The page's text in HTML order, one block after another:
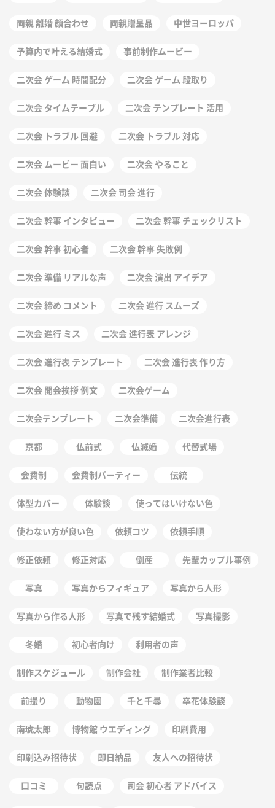
両親 離婚 顔合わせ 両親贈呈品 中世ヨーロッパ
予算内で叶える結婚式 事前制作ムービー
二次会 ゲーム 時間配分 二次会 ゲーム 段取り
二次会 タイムテーブル 二次会 テンプレート 活用
二次会 トラブル 回避 二次会 トラブル 対応
二次会 ムービー 面白い 二次会 やること
二次会 体験談 二次会 司会 進行
二次会 幹事 インタビュー 二次会 幹事 チェックリスト
二次会 幹事 初心者 二次会 幹事 失敗例
二次会 準備 リアルな声 二次会 演出 アイデア
二次会 締め コメント 二次会 進行 スムーズ
二次会 進行 ミス 二次会 進行表 アレンジ
二次会 進行表 テンプレート 二次会 進行表 作り方
二次会 開会挨拶 例文 二次会ゲーム
二次会テンプレート 二次会準備 二次会進行表
京都 仏前式 仏滅婚 代替式場
会費制 会費制パーティー 伝統
体型カバー 体験談 使ってはいけない色
使わない方が良い色 依頼コツ 依頼手順
修正依頼 修正対応 倒産 先輩カップル事例
写真 写真からフィギュア 写真から人形
写真から作る人形 写真で残す結婚式 写真撮影
冬婚 初心者向け 利用者の声
制作スケジュール 制作会社 制作業者比較
前撮り 動物園 千と千尋 卒花体験談
南琥太郎 博物館 ウエディング 印刷費用
印刷込み招待状 即日納品 友人への招待状
口コミ 句読点 司会 初心者 アドバイス